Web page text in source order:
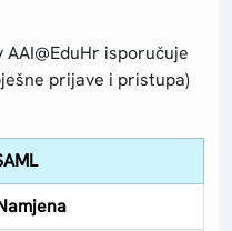
isporučuje
prijave i pristupa)